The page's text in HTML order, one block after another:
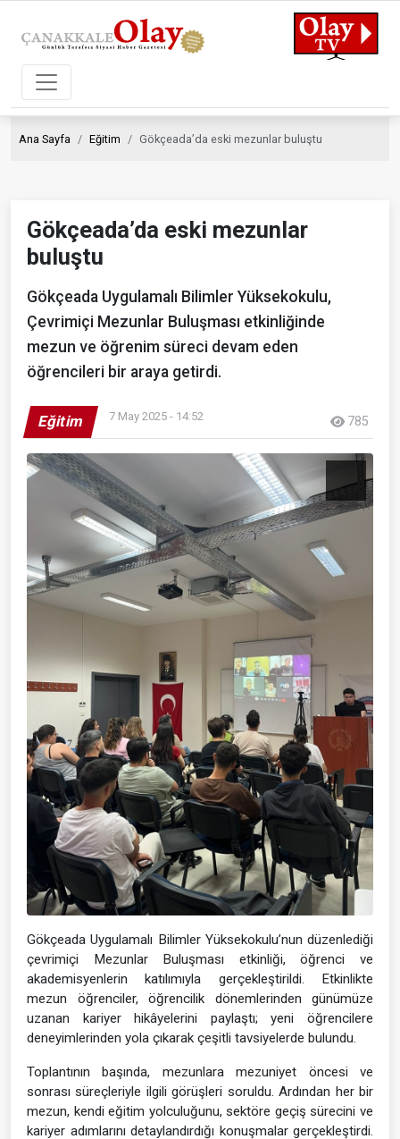
Ana Sayfa Eğitim Gökçeada’da eski mezunlar buluştu
Gökçeada’da eski mezunlar
buluştu
Gökçeada Uygulamalı Bilimler Yüksekokulu,
Çevrimiçi Mezunlar Buluşması etkinliğinde
mezun ve öğrenim süreci devam eden
öğrencileri bir araya getirdi.
Eğitim 7 May 2025 - 14:52 785
Gökçeada Uygulamalı Bilimler Yüksekokulu’nun düzenlediği
çevrimiçi Mezunlar Buluşması etkinliği, öğrenci ve
akademisyenlerin katılımıyla gerçekleştirildi. Etkinlikte
mezun öğrenciler, öğrencilik dönemlerinden günümüze
uzanan kariyer hikâyelerini paylaştı; yeni öğrencilere
deneyimlerinden yola çıkarak çeşitli tavsiyelerde bulundu.
Toplantının başında, mezunlara mezuniyet öncesi ve
sonrası süreçleriyle ilgili görüşleri soruldu. Ardından her bir
mezun, kendi eğitim yolculuğunu, sektöre geçiş sürecini ve
kariyer adımlarını detaylandırdığı konuşmalar gerçekleştirdi.